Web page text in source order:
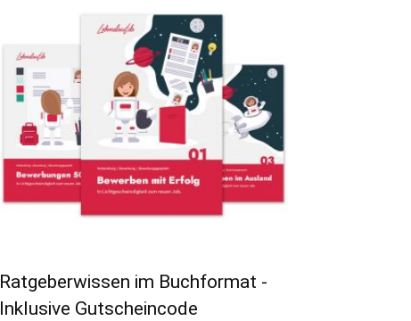
Ratgeberwissen im Buchformat -
Inklusive Gutscheincode